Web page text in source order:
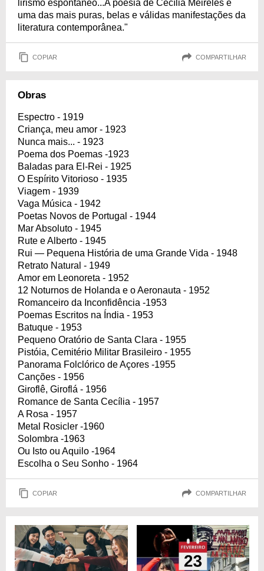
lirismo espontâneo...A poesia de Cecília Meireles é
uma das mais puras, belas e válidas manifestações da
literatura contemporânea."
COPIAR COMPARTILHAR
Obras
Espectro - 1919
Criança, meu amor - 1923
Nunca mais... - 1923
Poema dos Poemas -1923
Baladas para El-Rei - 1925
O Espírito Vitorioso - 1935
Viagem - 1939
Vaga Música - 1942
Poetas Novos de Portugal - 1944
Mar Absoluto - 1945
Rute e Alberto - 1945
Rui — Pequena História de uma Grande Vida - 1948
Retrato Natural - 1949
Amor em Leonoreta - 1952
12 Noturnos de Holanda e o Aeronauta - 1952
Romanceiro da Inconfidência -1953
Poemas Escritos na Índia - 1953
Batuque - 1953
Pequeno Oratório de Santa Clara - 1955
Pistóia, Cemitério Militar Brasileiro - 1955
Panorama Folclórico de Açores -1955
Canções - 1956
Giroflê, Giroflá - 1956
Romance de Santa Cecília - 1957
A Rosa - 1957
Metal Rosicler -1960
Solombra -1963
Ou Isto ou Aquilo -1964
Escolha o Seu Sonho - 1964
COPIAR COMPARTILHAR